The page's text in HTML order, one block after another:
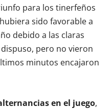
para los tinerfeños
sido favorable a
debido a las claras
pero no vieron
minutos encajaron
en el juego,